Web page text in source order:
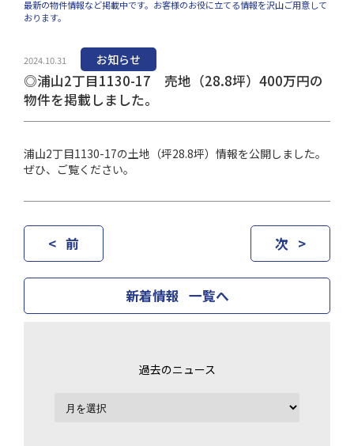
最新の物件情報など掲載中です。お客様のお役に立てる情報を沢山ご用意して
おります。
2024.10.31 お知らせ
◎浦山2丁目1130-17 売地（28.8坪）400万円の
物件を掲載しました。
浦山2丁目1130-17の土地（坪28.8坪）情報を公開しました。
ぜひ、ご覧ください。
< 前 次 >
新着情報 一覧へ
過去のニュース